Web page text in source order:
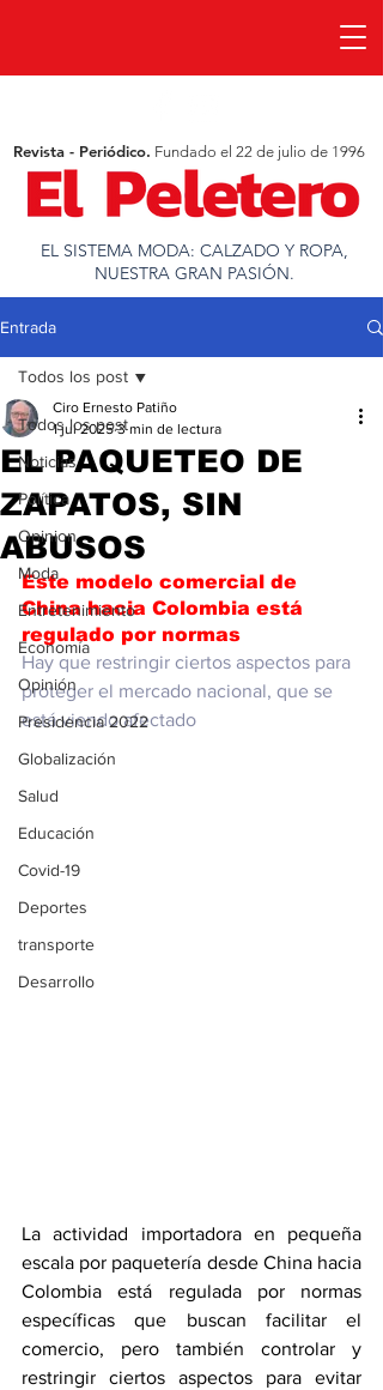
EL SISTEMA MODA: CALZADO Y ROPA,
NUESTRA GRAN PASIÓN.
Revista - Periódico. Fundado el 22 de julio de 1996
Entrada
Todos los post
Noticias
Política
Opinion
Moda
Entretenimiento
Economía
Opinión
Presidencia 2022
Globalización
Salud
Educación
Covid-19
Deportes
transporte
Desarrollo
Todos los post
EL PAQUETEO DE
ZAPATOS, SIN
ABUSOS
Ciro Ernesto Patiño
1 jul 2025 3 min de lectura
Este modelo comercial de
China hacia Colombia está
regulado por normas
Hay que restringir ciertos aspectos para
proteger el mercado nacional, que se
está viendo afectado
La actividad importadora en pequeña
escala por paquetería desde China hacia
Colombia está regulada por normas
específicas que buscan facilitar el
comercio, pero también controlar y
restringir ciertos aspectos para evitar